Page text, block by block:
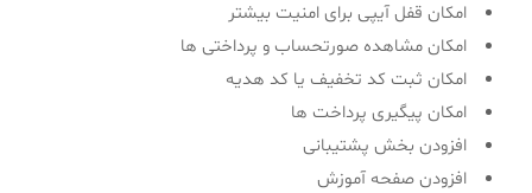
امکان قفل آیپی برای امنیت بیشتر
امکان مشاهده صورتحساب و پرداختی ها
امکان ثبت کد تخفیف یا کد هدیه
امکان پیگیری پرداخت ها
افزودن بخش پشتیبانی
افزودن صفحه آموزش